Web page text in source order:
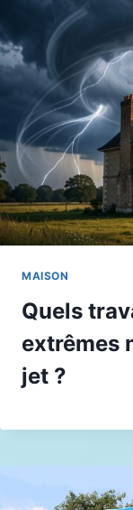
MAISON
Quels
extrêmes
jet ?